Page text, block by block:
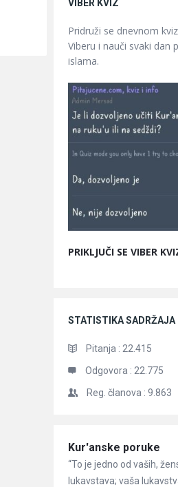
VIBER KVIZ
Pridruži se dnevnom
Viberu i nauči svaki dan
islama.
PRIKLJUČI SE VIBER
STATISTIKA SADRŽAJA
Pitanja : 22.415
Odgovora : 22.775
Reg. članova : 9.863
Članci
Kur'anske poruke
“To je jedno od vaših,
lukavstava; vaša